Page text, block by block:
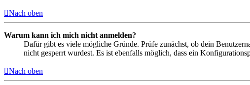
Nach oben
Warum kann ich mich nicht anmelden?
Dafür gibt es viele mögliche Gründe. Prüfe zunächst, ob dein
nicht gesperrt wurdest. Es ist ebenfalls möglich, dass ein
Nach oben